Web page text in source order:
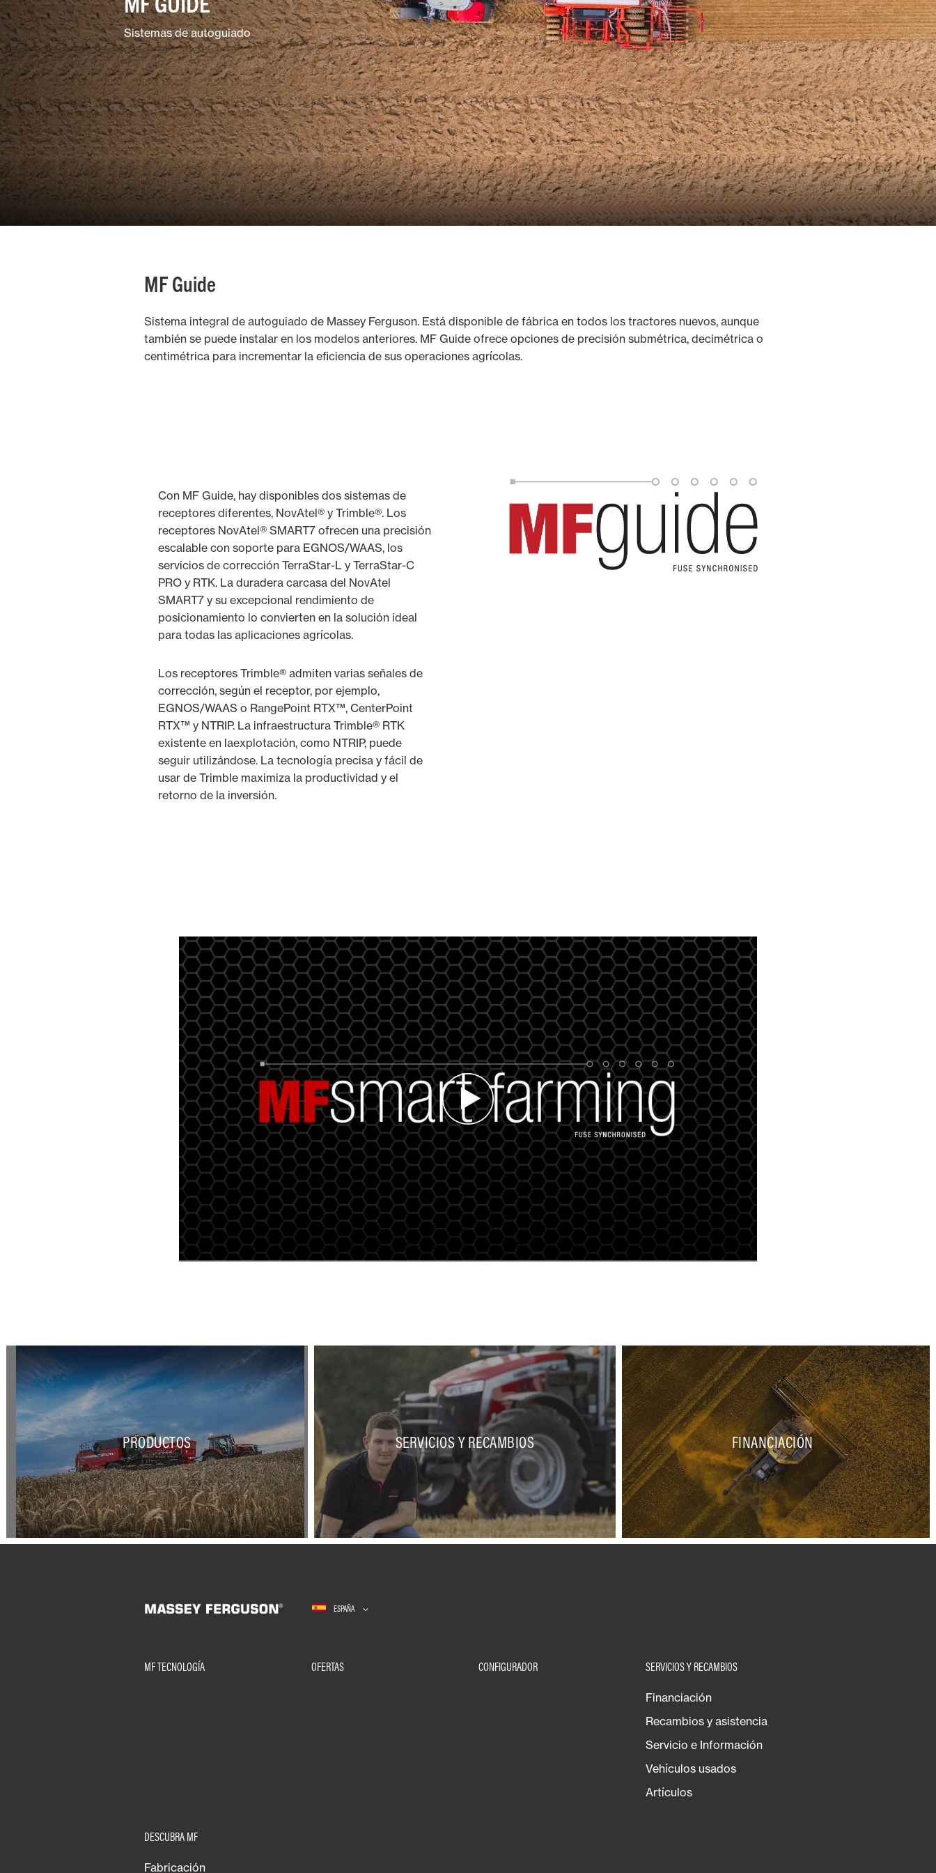
Cuidado del
terreno
Explotaciones
mixtas
Sistemas de autoguiado
MF Guide
Sistema integral de autoguiado de Massey Ferguson. Está disponible de fábrica en todos los tractores nuevos, aunque
también se puede instalar en los modelos anteriores. MF Guide ofrece opciones de precisión submétrica, decimétrica o
centimétrica para incrementar la eficiencia de sus operaciones agrícolas.
Con MF Guide, hay disponibles dos sistemas de
receptores diferentes, NovAtel® y Trimble®. Los
receptores NovAtel® SMART7 ofrecen una precisión
escalable con soporte para EGNOS/WAAS, los
servicios de corrección TerraStar-L y TerraStar-C
PRO y RTK. La duradera carcasa del NovAtel
SMART7 y su excepcional rendimiento de
posicionamiento lo convierten en la solución ideal
para todas las aplicaciones agrícolas.
Los receptores Trimble® admiten varias señales de
corrección, según el receptor, por ejemplo,
EGNOS/WAAS o RangePoint RTX™, CenterPoint
RTX™ y NTRIP. La infraestructura Trimble® RTK
existente en laexplotación, como NTRIP, puede
seguir utilizándose. La tecnología precisa y fácil de
usar de Trimble maximiza la productividad y el
retorno de la inversión.
PRODUCTOS SERVICIOS Y RECAMBIOS FINANCIACIÓN
ESPAÑA
MF TECNOLOGÍA OFERTAS CONFIGURADOR SERVICIOS Y RECAMBIOS
Financiación
Recambios y asistencia
Servicio e Información
Vehículos usados
Artículos
DESCUBRA MF
Fabricación